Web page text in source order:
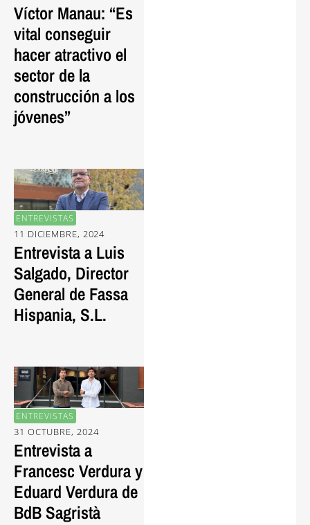
Víctor Manau: “Es
vital conseguir
hacer atractivo el
sector de la
construcción a los
jóvenes”
ENTREVISTAS
11 DICIEMBRE, 2024
Entrevista a Luis
Salgado, Director
General de Fassa
Hispania, S.L.
ENTREVISTAS
31 OCTUBRE, 2024
Entrevista a
Francesc Verdura y
Eduard Verdura de
BdB Sagristà